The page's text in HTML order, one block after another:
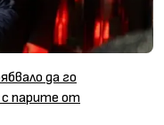
да го
с парите от